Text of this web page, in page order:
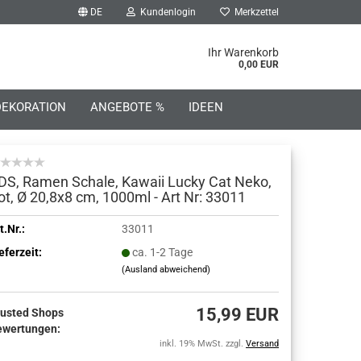
DE Kundenlogin
erstellen
vergessen?
Merkzettel
Ihr Warenkorb
0,00 EUR
ANGEBOTE % IDEEN
Ramen Schale, Kawaii Lucky Cat Neko,
Ø 20,8x8 cm, 1000ml - Art Nr: 33011
33011
ca. 1-2 Tage
(Ausland abweichend)
Shops
15,99 EUR
inkl. 19% MwSt. zzgl. Versand